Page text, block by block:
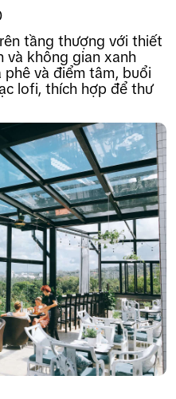
tầng thượng với thiết
và không gian xanh
phê và điểm tâm, buổi
lofi, thích hợp để thư